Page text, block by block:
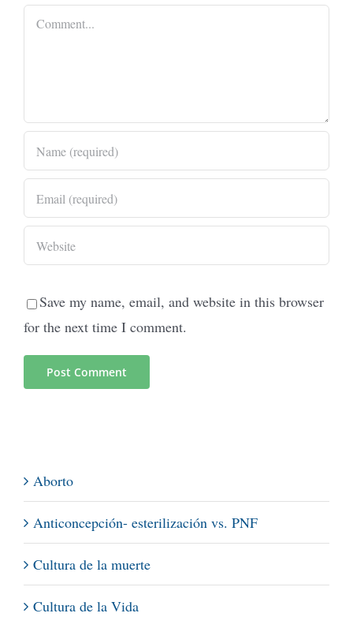
Comment
Save my name, email, and website in this browser
for the next time I comment.
Aborto
Anticoncepción- esterilización vs. PNF
Cultura de la muerte
Cultura de la Vida